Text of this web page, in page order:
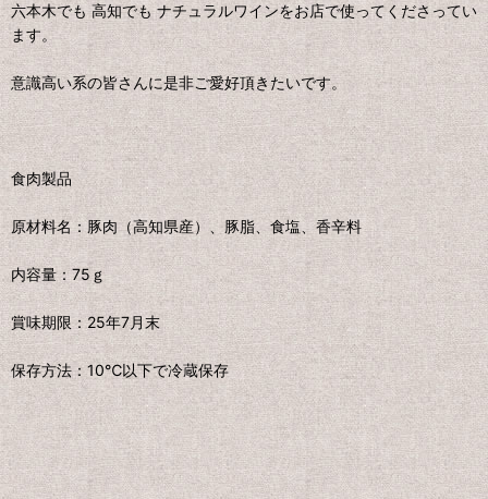
六本木でも 高知でも ナチュラルワインをお店で使ってくださってい
ます。
意識高い系の皆さんに是非ご愛好頂きたいです。
食肉製品
原材料名：豚肉（高知県産）、豚脂、食塩、香辛料
内容量：75ｇ
賞味期限：25年7月末
保存方法：10℃以下で冷蔵保存